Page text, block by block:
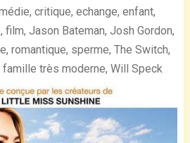
critique, echange, enfant,
Jason Bateman, Josh Gordon,
romantique, sperme, The Switch,
famille très moderne, Will Speck